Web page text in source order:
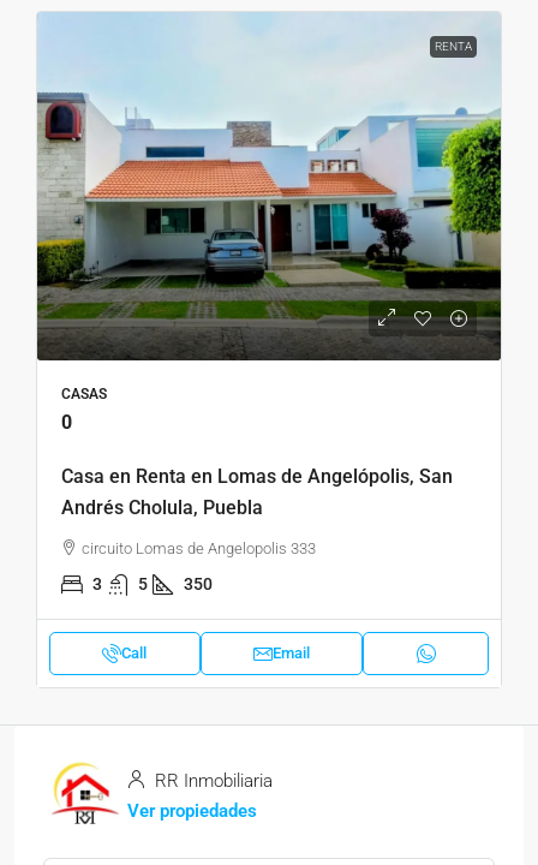
RENTA
CASAS
0
Casa en Renta en Lomas de Angelópolis, San
Andrés Cholula, Puebla
circuito Lomas de Angelopolis 333
3 5 350
Call Email
RR Inmobiliaria
Ver propiedades